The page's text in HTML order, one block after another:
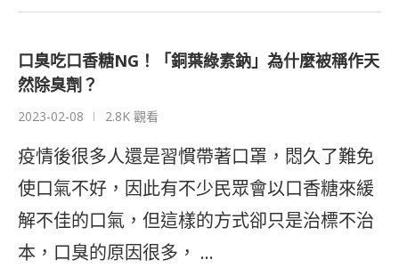
口臭吃口香糖NG！「銅葉綠素鈉」為什麼被稱作天
然除臭劑？
2023-02-08 2.8K 觀看
疫情後很多人還是習慣帶著口罩，悶久了難免
使口氣不好，因此有不少民眾會以口香糖來緩
解不佳的口氣，但這樣的方式卻只是治標不治
本，口臭的原因很多， …